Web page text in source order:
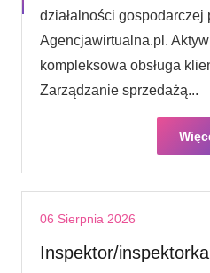
działalności gospodarczej
Agencjawirtualna.pl.
kompleksowa obsługa
Zarządzanie sprzedażą...
06 Sierpnia 2026
Inspektor/inspektorka